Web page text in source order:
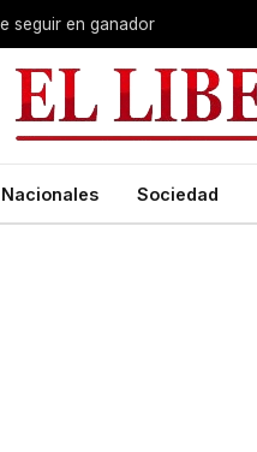
seguir en ganador
Nacionales Sociedad